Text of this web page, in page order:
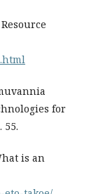
for
is an